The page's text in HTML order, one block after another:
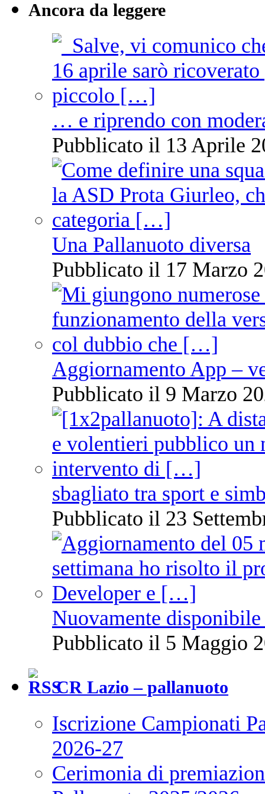
Ancora da leggere
… e riprendo con
Pubblicato il 13 Aprile
Una Pallanuoto diversa
Pubblicato il 17 Marzo
Aggiornamento App –
Pubblicato il 9 Marzo
sbagliato tra sport e
Pubblicato il 23
Nuovamente
Pubblicato il 5 Maggio
CR Lazio – pallanuoto
Iscrizione Campionati
2026-27
Cerimonia di